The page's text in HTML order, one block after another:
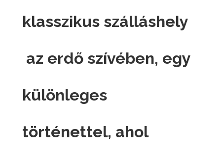
klasszikus szálláshely
az erdő szívében, egy
különleges
történettel, ahol